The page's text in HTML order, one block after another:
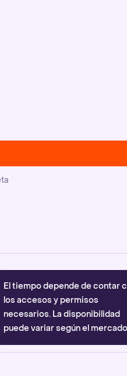
El tiempo depende de contar
los accesos y permisos
necesarios. La disponibilidad
puede variar según el